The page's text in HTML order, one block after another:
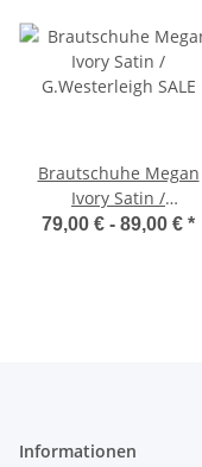
Brautschuhe Megan
Ivory Satin /
G.Westerleigh SALE
79,00 € - 89,00 € *
Informationen